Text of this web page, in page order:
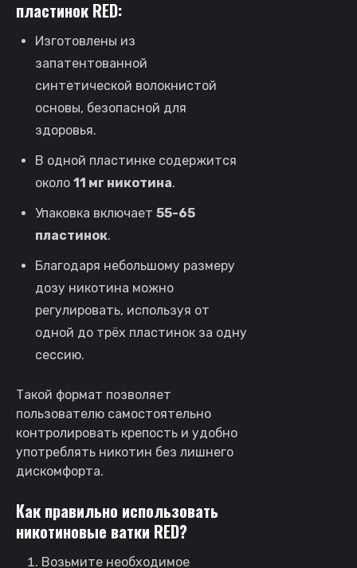
пластинок RED:
Изготовлены из
запатентованной
синтетической волокнистой
основы, безопасной для
здоровья.
В одной пластинке содержится
около 11 мг никотина.
Упаковка включает 55-65
пластинок.
Благодаря небольшому размеру
дозу никотина можно
регулировать, используя от
одной до трёх пластинок за одну
сессию.
Такой формат позволяет
пользователю самостоятельно
контролировать крепость и удобно
употреблять никотин без лишнего
дискомфорта.
Как правильно использовать
никотиновые ватки RED?
Возьмите необходимое